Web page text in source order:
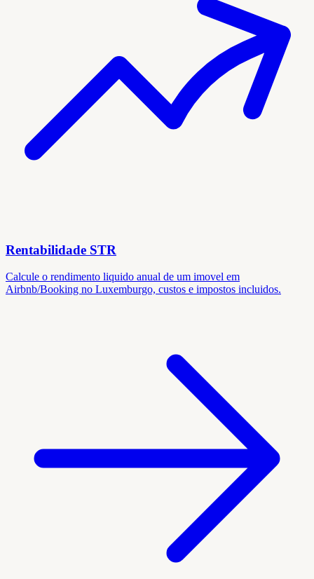
Rentabilidade STR
Calcule o rendimento liquido anual de um imovel em
Airbnb/Booking no Luxemburgo, custos e impostos incluidos.